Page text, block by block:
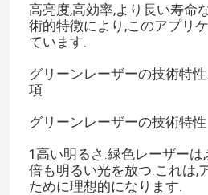
高亮度,高効率,より長い寿命
術的特徴により,このアプリ
ています.
グリーンレーザーの技術特
項
グリーンレーザーの技術特性
1高い明るさ:緑色レーザー
倍も明るい光を放つ.これは,
ために理想的になります.